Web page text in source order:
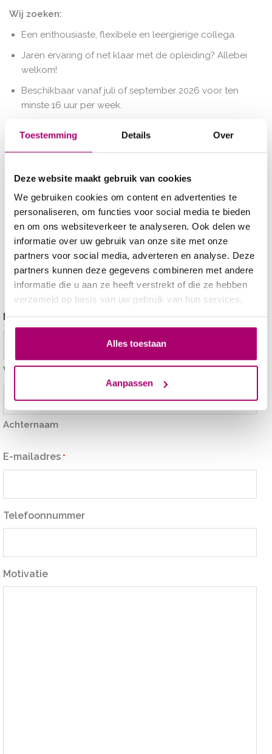
Toestemming Details Over
Deze website maakt gebruik van cookies
We gebruiken cookies om content en advertenties te
personaliseren, om functies voor social media te bieden
en om ons websiteverkeer te analyseren. Ook delen we
informatie over uw gebruik van onze site met onze
partners voor social media, adverteren en analyse. Deze
partners kunnen deze gegevens combineren met andere
informatie die u aan ze heeft verstrekt of die ze hebben
verzameld op basis van uw gebruik van hun services.
Alles toestaan
Aanpassen
Wij zoeken:
Een enthousiaste, flexibele en leergierige collega.
Jaren ervaring of net klaar met de opleiding? Allebei
welkom!
Beschikbaar vanaf juli of september 2026 voor ten
minste 16 uur per week.
verslaglegging is een pré.
per jaar een bijeenkomst.
Wij hebben er zin in! Jij ook?
Solliciteer direct door dit formulier in te vullen of
bel 071-5428999 (en vraag naar Rosalie Kolijn) voor
meer informatie of maak een afspraak voor
een informeel kennismakingsgesprek. Mailen mag
uiteraard ook naarrosalie@kolijnfysiotherapie.nl.
" geeft vereiste velden aan
Naam *
Voornaam
Achternaam
E-mailadres *
Telefoonnummer
Motivatie